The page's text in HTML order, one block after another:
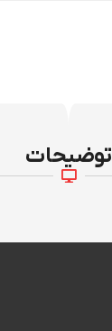
توضیحات